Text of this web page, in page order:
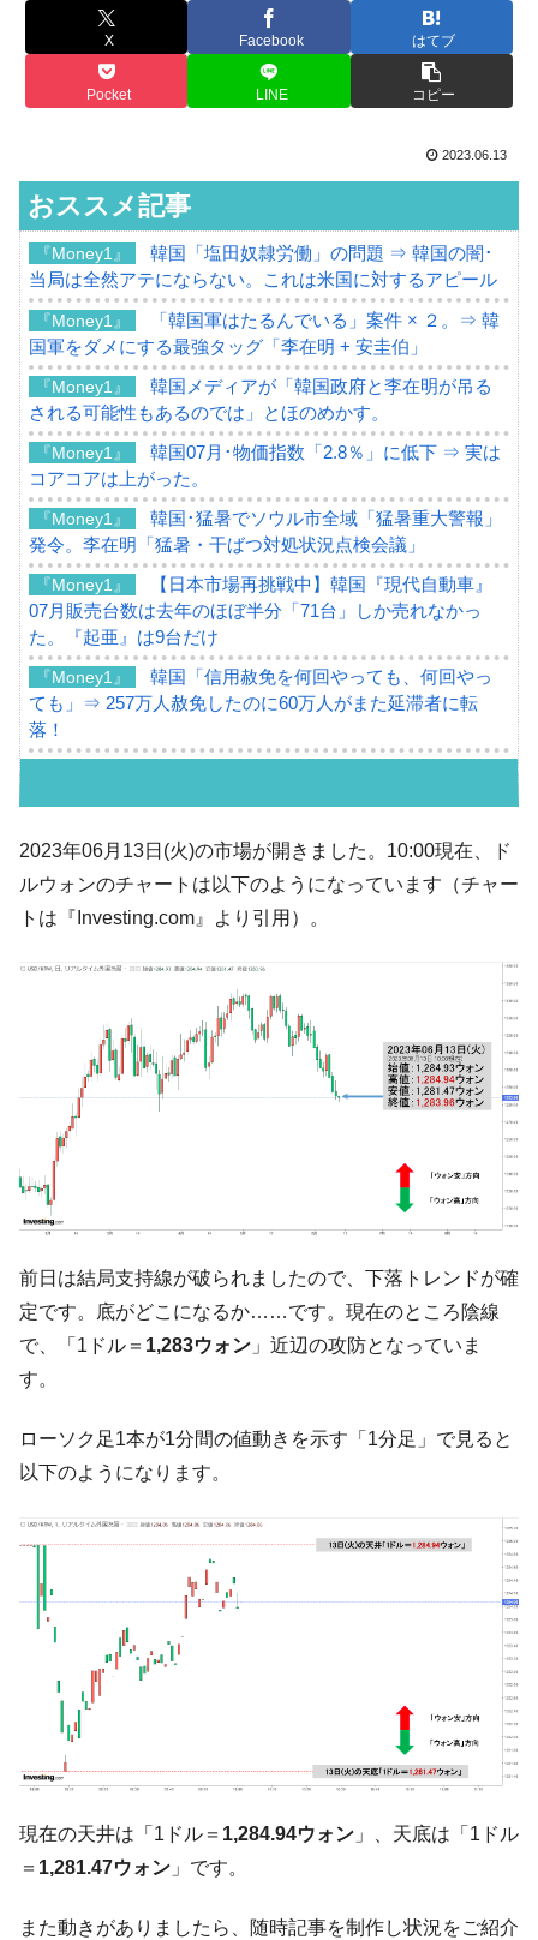
X Facebook はてブ
Pocket LINE コピー
2023.06.13
おススメ記事
『Money1』
韓国「塩田奴隷労働」の問題 ⇒ 韓国の闇･
当局は全然アテにならない。これは米国に対するアピール
『Money1』
「韓国軍はたるんでいる」案件 × ２。⇒ 韓
国軍をダメにする最強タッグ「李在明 + 安圭伯」
『Money1』
韓国メディアが「韓国政府と李在明が吊る
される可能性もあるのでは」とほのめかす。
『Money1』
韓国07月･物価指数「2.8％」に低下 ⇒ 実は
コアコアは上がった。
『Money1』
韓国･猛暑でソウル市全域「猛暑重大警報」
発令。李在明「猛暑・干ばつ対処状況点検会議」
『Money1』
【日本市場再挑戦中】韓国『現代自動車』
07月販売台数は去年のほぼ半分「71台」しか売れなかっ
た。『起亜』は9台だけ
『Money1』
韓国「信用赦免を何回やっても、何回やっ
ても」⇒ 257万人赦免したのに60万人がまた延滞者に転
落！
韓国「2026年07月の輸出入」絶好調。半導
体だけで410億ドル、輸出全体の41％もある
や、若者に起業させよう」⇒ どんな雇用対策だソレ。
『Money1』
【韓国の外貨準備】2026年07月は4,279億ド
ル。外平債の発行「19.4億ドル」
『Money1』
韓国「ここは北朝鮮なのか。選管がサーバ
ーにウソのデータを入力したのは明白だ」
『Money1』
韓国･李在明さっそく不動産対策で浅薄な発
言。
『Money1』
韓国は「中国と同じく」投資に不適格な国
だ。
『Money1』
『韓国銀行』が「金の保有量を増やしま
『Money1』
韓国･外為取引量「1日当たり1,214.4億ド
ル」まで拡大 ⇒ 海外資金の動きに強く左右される状態
い「50.5％」に上昇
『Money1』
韓国大統領府ボンクラ政策室長が告発され
た ⇒ 国家が行った恐るべき株価操作であり、空前の国政壟
断
『Money1』
韓国･警察職員が「丸刈りになって抗議活
動」
『Money1』
中国だけが鉄鋼輸出を異常増加させる ⇒ 中
国の過剰生産が世界を蝕む。
『Money1』
韓国製造業「半導体絶好調」のウラで他業
種は全般的「不調」⇒ PSIが示す現況は決して良くない。
『Money1』
【米韓激突案件】韓国消費者院が『クーパ
ン』1人当たり賠償10万ウォンを認定 ⇒ 総額3兆7,000億
『Money1』 韓国で猛暑。南東部では干ばつ
『Money1』
韓国型イージス搭載の次世代駆逐艦
「KDDX」1番艦、2032年竣工と公示
に韓国がいっちょがみしたのでは。
2023年06月13日(火)の市場が開きました。10:00現在、ド
ルウォンのチャートは以下のようになっています（チャー
トは『Investing.com』より引用）。
前日は結局支持線が破られましたので、下落トレンドが確
定です。底がどこになるか……です。現在のところ陰線
で、「1ドル＝ 1,283ウォン 」近辺の攻防となっていま
す。
ローソク足1本が1分間の値動きを示す「1分足」で見ると
以下のようになります。
現在の天井は「1ドル＝ 1,284.94ウォン 」、天底は「1ドル
＝ 1,281.47ウォン 」です。
また動きがありましたら、随時記事を制作し状況をご紹介